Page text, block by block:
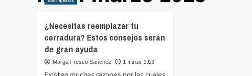
¿Necesitas reemplazar tu
cerradura? Estos consejos serán
de gran ayuda
Marga Fresco Sanchez 1 marzo, 2023
Existen muchas razones por las cuales